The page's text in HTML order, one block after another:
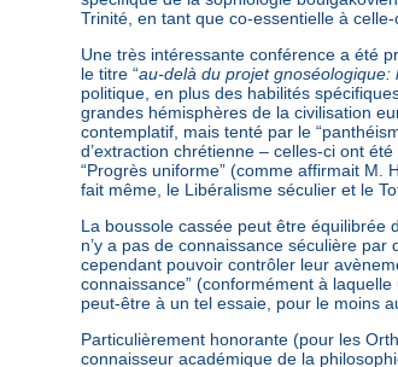
Trinité, en tant que co-essentielle à celle-
Une très intéressante conférence a été
le titre “au-delà du projet gnoséologique:
politique, en plus des habilités
grandes hémisphères de la civilisation
contemplatif, mais tenté par le
d’extraction chrétienne – celles-ci ont
“Progrès uniforme” (comme affirmait M.
fait même, le Libéralisme séculier et le
La boussole cassée peut être équilibrée
n’y a pas de connaissance séculière
cependant pouvoir contrôler leur
connaissance” (conformément à
peut-être à un tel essaie, pour le moins
Particulièrement honorante (pour les
connaisseur académique de la